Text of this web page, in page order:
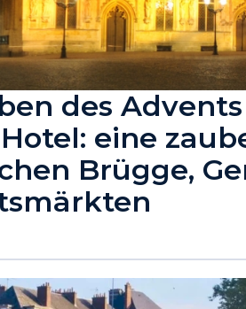
des
eine
Brügge,